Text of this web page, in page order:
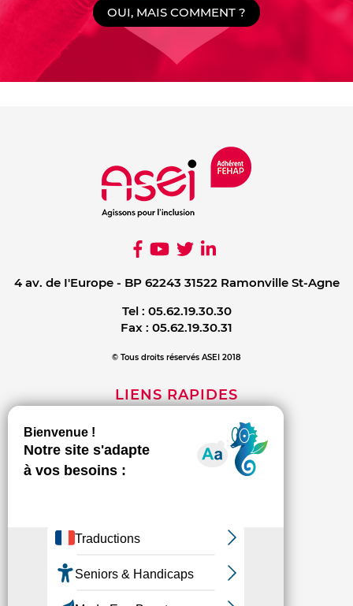
OUI, MAIS COMMENT ?
4 av. de I'Europe - BP 62243 31522 Ramonville St-Agne
Tel : 05.62.19.30.30
Fax : 05.62.19.30.31
© Tous droits réservés ASEI 2018
LIENS RAPIDES
Politique de confidentialité
L'association
Les établissements et services
Espace presse